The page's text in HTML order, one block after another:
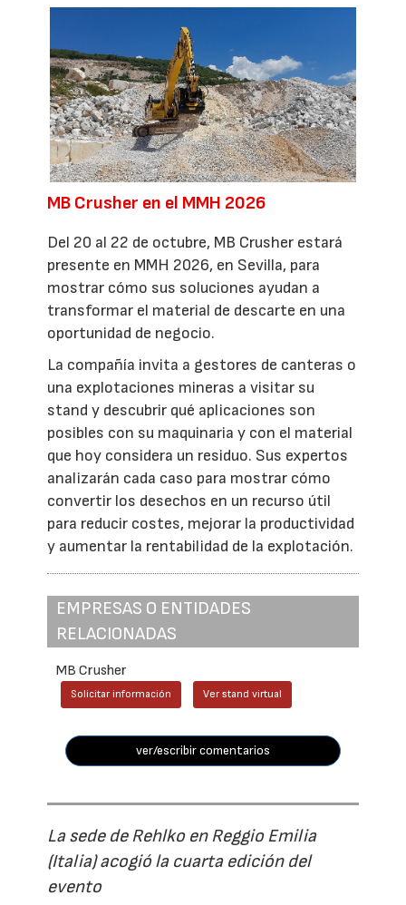
MB Crusher en el MMH 2026
Del 20 al 22 de octubre, MB Crusher estará
presente en MMH 2026, en Sevilla, para
mostrar cómo sus soluciones ayudan a
transformar el material de descarte en una
oportunidad de negocio.
La compañía invita a gestores de canteras o
una explotaciones mineras a visitar su
stand y descubrir qué aplicaciones son
posibles con su maquinaria y con el material
que hoy considera un residuo. Sus expertos
analizarán cada caso para mostrar cómo
convertir los desechos en un recurso útil
para reducir costes, mejorar la productividad
y aumentar la rentabilidad de la explotación.
EMPRESAS O ENTIDADES
RELACIONADAS
MB Crusher
Solicitar información Ver stand virtual
ver/escribir comentarios
La sede de Rehlko en Reggio Emilia
(Italia) acogió la cuarta edición del
evento